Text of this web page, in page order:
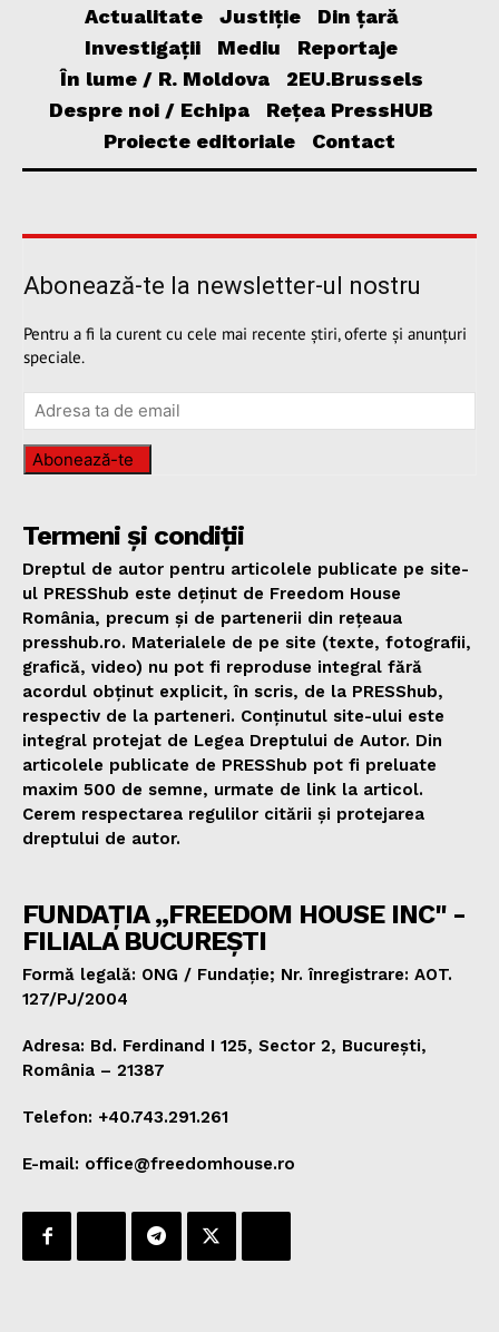
Actualitate Justiție
Din țară
Investigații
Mediu
Reportaje
În lume / R. Moldova
2EU.Brussels
Despre noi / Echipa
Rețea PressHUB
Proiecte editoriale
Contact
Abonează-te la newsletter-ul nostru
Pentru a fi la curent cu cele mai recente știri, oferte și anunțuri
speciale.
Abonează-te
Termeni și condiții
Dreptul de autor pentru articolele publicate pe site-
ul PRESShub este deținut de Freedom House
România, precum și de partenerii din rețeaua
presshub.ro. Materialele de pe site (texte, fotografii,
grafică, video) nu pot fi reproduse integral fără
acordul obținut explicit, în scris, de la PRESShub,
respectiv de la parteneri. Conținutul site-ului este
integral protejat de Legea Dreptului de Autor. Din
articolele publicate de PRESShub pot fi preluate
maxim 500 de semne, urmate de link la articol.
Cerem respectarea regulilor citării și protejarea
dreptului de autor.
FUNDAȚIA „FREEDOM HOUSE INC" -
FILIALA BUCUREȘTI
Formă legală: ONG / Fundație; Nr. înregistrare: AOT.
127/PJ/2004
Adresa: Bd. Ferdinand I 125, Sector 2, București,
România – 21387
Telefon: +40.743.291.261
E-mail: office@freedomhouse.ro